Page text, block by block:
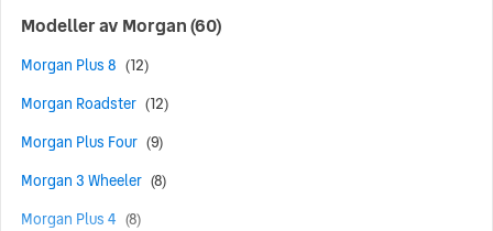
Modeller av Morgan(60)
Morgan Plus 8 (12)
Morgan Roadster (12)
Morgan Plus Four (9)
Morgan 3 Wheeler (8)
Morgan Plus 4 (8)